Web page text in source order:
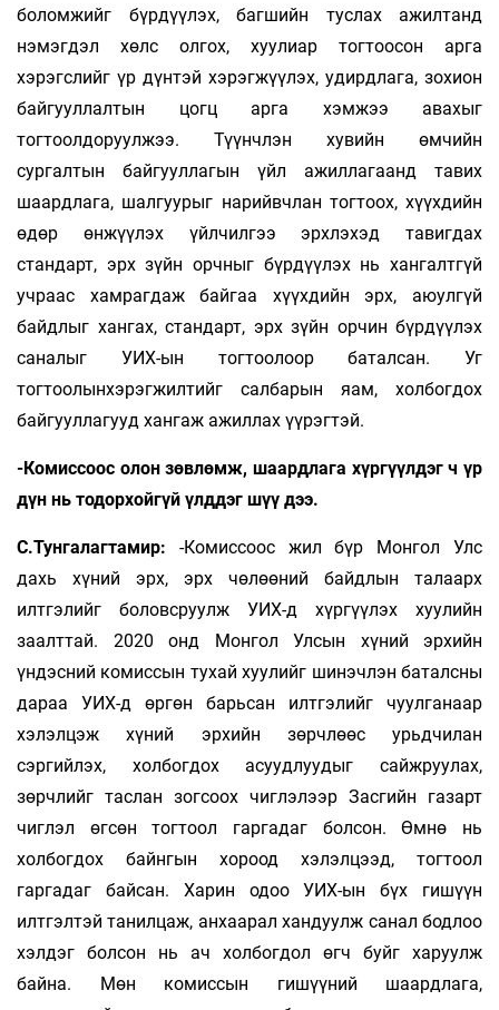
боломжийг бүрдүүлэх, багшийн туслах ажилтанд
нэмэгдэл хөлс олгох, хуулиар тогтоосон арга
хэрэгслийг үр дүнтэй хэрэгжүүлэх, удирдлага, зохион
байгууллалтын цогц арга хэмжээ авахыг
тогтоолдоруулжээ. Түүнчлэн хувийн өмчийн
сургалтын байгууллагын үйл ажиллагаанд тавих
шаардлага, шалгуурыг нарийвчлан тогтоох, хүүхдийн
өдөр өнжүүлэх үйлчилгээ эрхлэхэд тавигдах
стандарт, эрх зүйн орчныг бүрдүүлэх нь хангалтгүй
учраас хамрагдаж байгаа хүүхдийн эрх, аюулгүй
байдлыг хангах, стандарт, эрх зүйн орчин бүрдүүлэх
саналыг УИХ-ын тогтоолоор баталсан. Уг
тогтоолынхэрэгжилтийг салбарын яам, холбогдох
байгууллагууд хангаж ажиллах үүрэгтэй.
-Комиссоос олон зөвлөмж, шаардлага хүргүүлдэг ч үр
дүн нь тодорхойгүй үлддэг шүү дээ.
С.Тунгалагтамир: -Комиссоос жил бүр Монгол Улс
дахь хүний эрх, эрх чөлөөний байдлын талаарх
илтгэлийг боловсруулж УИХ-д хүргүүлэх хуулийн
заалттай. 2020 онд Монгол Улсын хүний эрхийн
үндэсний комиссын тухай хуулийг шинэчлэн баталсны
дараа УИХ-д өргөн барьсан илтгэлийг чуулганаар
хэлэлцэж хүний эрхийн зөрчлөөс урьдчилан
сэргийлэх, холбогдох асуудлуудыг сайжруулах,
зөрчлийг таслан зогсоох чиглэлээр Засгийн газарт
чиглэл өгсөн тогтоол гаргадаг болсон. Өмнө нь
холбогдох байнгын хороод хэлэлцээд, тогтоол
гаргадаг байсан. Харин одоо УИХ-ын бүх гишүүн
илтгэлтэй танилцаж, анхаарал хандуулж санал бодлоо
хэлдэг болсон нь ач холбогдол өгч буйг харуулж
байна. Мөн комиссын гишүүний шаардлага,